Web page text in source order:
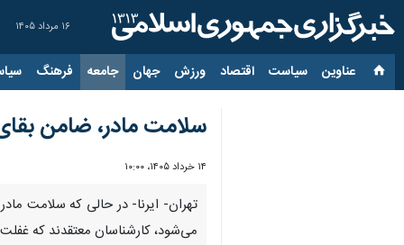
۱۶ مرداد ۱۴۰۵
عناوین‌ سیاست اقتصاد ورزش جهان جامعه فرهنگ
سلامت مادر، ضامن
۱۴ خرداد ۱۴۰۵، ۱۰:۰۰